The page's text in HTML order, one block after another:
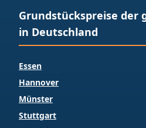
Grundstückspreise der
in Deutschland
Essen
Hannover
Münster
Stuttgart